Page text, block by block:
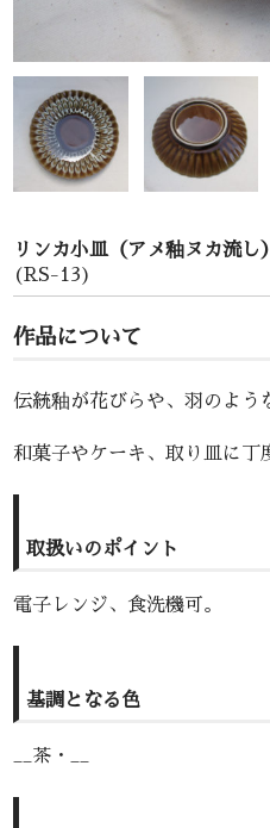
リンカ小皿（アメ釉ヌカ流し）
(RS-13)
作品について
伝統釉が花びらや、羽のよう
和菓子やケーキ、取り皿に丁
取扱いのポイント
電子レンジ、食洗機可。
基調となる色
__茶・__